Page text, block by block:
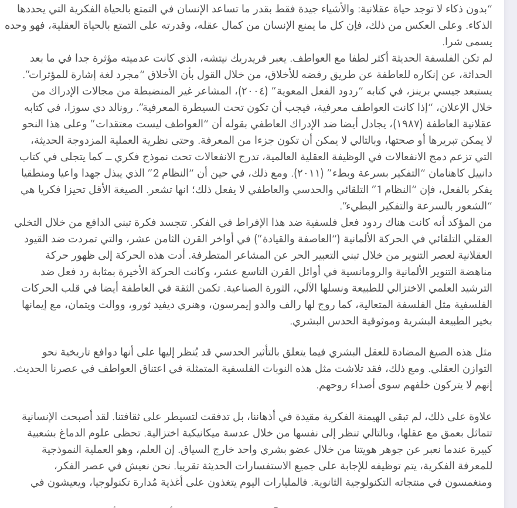
“بدون ذكاء لا توجد حياة عقلانية: والأشياء جيدة فقط بقدر ما تساعد الإنسان في التمتع بالحياة الفكرية التي يحددها
الذكاء. وعلى العكس من ذلك، فإن كل ما يمنع الإنسان من كمال عقله، وقدرته على التمتع بالحياة العقلية، فهو وحده
يسمى شرا.
لم تكن الفلسفة الحديثة أكثر لطفا مع العواطف. يعبر فريدريك نيتشه، الذي كانت عدميته مؤثرة جدا في ما بعد
الحداثة، عن إنكاره للعاطفة عن طريق رفضه للأخلاق، من خلال القول بأن الأخلاق “مجرد لغة إشارة للمؤثرات”.
يستبعد جيسي برينز، في كتابه “ردود الفعل المعوية” (٢٠٠٤)، المشاعر غير المنضبطة من مجالات الإدراك من
خلال الإعلان، “إذا كانت العواطف معرفية، فيجب أن تكون تحت السيطرة المعرفية”. رونالد دي سوزا، في كتابه
عقلانية العاطفة (١٩٨٧)، يجادل أيضا ضد الإدراك العاطفي بقوله أن “العواطف ليست معتقدات” وعلى هذا النحو
لا يمكن تبريرها أو صحتها، وبالتالي لا يمكن أن تكون جزءا من المعرفة. وحتى نظرية العملية المزدوجة الحديثة،
التي تزعم دمج الانفعالات في الوظيفة العقلية العالمية، تدرج الانفعالات تحت نموذج فكري ــ كما يتجلى في كتاب
دانييل كاهنامان “التفكير بسرعة وبطء” (٢٠١١). ومع ذلك، في حين أن “النظام 2” الذي يبذل جهدا واعيا ومنطقيا
يفكر بالفعل، فإن “النظام 1” التلقائي والحدسي والعاطفي لا يفعل ذلك؛ انها تشعر. الصيغة الأقل تحيزا فكريا هي
“الشعور بالسرعة والتفكير البطيء”.
من المؤكد أنه كانت هناك ردود فعل فلسفية ضد هذا الإفراط في الفكر. تتجسد فكرة تبني الدافع من خلال التخلي
العقلي التلقائي في الحركة الألمانية (“العاصفة والقيادة”) في أواخر القرن الثامن عشر، والتي تمردت ضد القيود
العقلانية لعصر التنوير من خلال تبني التعبير الحر عن المشاعر المتطرفة. أدت هذه الحركة إلى ظهور حركة
مناهضة التنوير الألمانية والرومانسية في أوائل القرن التاسع عشر، وكانت الحركة الأخيرة بمثابة رد فعل ضد
الترشيد العلمي الاختزالي للطبيعة ونسلها الآلي، الثورة الصناعية. تكمن الثقة في العاطفة أيضا في قلب الحركات
الفلسفية مثل الفلسفة المتعالية، كما روج لها رالف والدو إيمرسون، وهنري ديفيد ثورو، ووالت ويتمان، مع إيمانها
بخير الطبيعة البشرية وموثوقية الحدس البشري.
مثل هذه الصيغ المضادة للعقل البشري فيما يتعلق بالتأثير الحدسي قد يُنظر إليها على أنها دوافع تاريخية نحو
التوازن العقلي. ومع ذلك، فقد تلاشت مثل هذه النوبات الفلسفية المتمثلة في اعتناق العواطف في عصرنا الحديث.
إنهم لا يتركون خلفهم سوى أصداء روحهم.
علاوة على ذلك، لم تبقى الهيمنة الفكرية مقيدة في أذهاننا، بل تدفقت لتسيطر على ثقافتنا. لقد أصبحت الإنسانية
تتماثل بعمق مع عقلها، وبالتالي تنظر إلى نفسها من خلال عدسة ميكانيكية اختزالية. تحظى علوم الدماغ بشعبية
كبيرة عندما نعبر عن جوهر هويتنا من خلال عضو بشري واحد خارج السياق. إن العلم، وهو العملية النموذجية
للمعرفة الفكرية، يتم توظيفه للإجابة على جميع الاستفسارات الحديثة تقريبا. نحن نعيش في عصر الفكر،
ومنغمسون في منتجاته التكنولوجية الثانوية. فالمليارات اليوم يتغذون على أغذية مُدارة تكنولوجيا، ويعيشون في